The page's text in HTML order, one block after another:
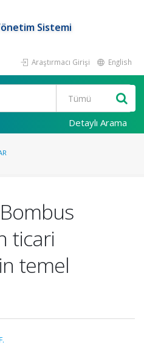
Sistemi
Araştırmacı Girişi English
Detaylı Arama
ticari
temel